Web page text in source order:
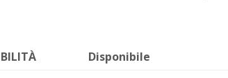
Disponibile